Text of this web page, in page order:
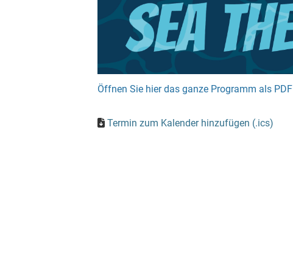
Öffnen Sie hier das ganze Programm als PDF
Termin zum Kalender hinzufügen (.ics)